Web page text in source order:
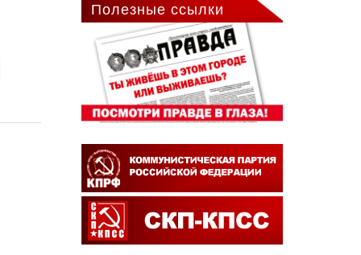
Полезные ссылки